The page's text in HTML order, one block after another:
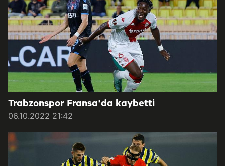
Trabzonspor Fransa'da kaybetti
06.10.2022 21:42